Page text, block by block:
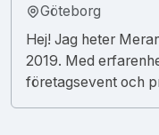
Göteborg
Hej! Jag heter
2019. Med
företagsevent och